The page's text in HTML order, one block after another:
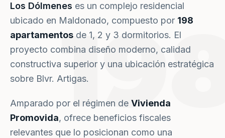
Los Dólmenes es un complejo residencial
ubicado en Maldonado, compuesto por 198
apartamentos de 1, 2 y 3 dormitorios. El
proyecto combina diseño moderno, calidad
constructiva superior y una ubicación estratégica
sobre Blvr. Artigas.
Amparado por el régimen de Vivienda
Promovida, ofrece beneficios fiscales
relevantes que lo posicionan como una